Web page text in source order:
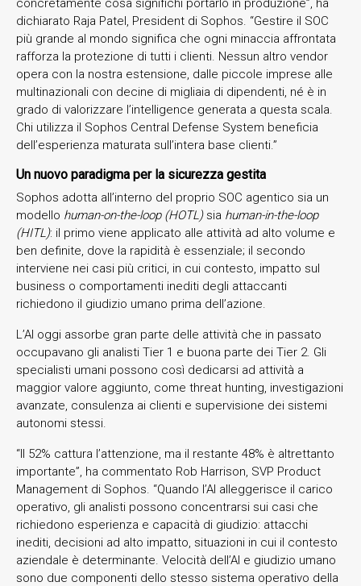
concretamente cosa significhi portarlo in produzione”, ha
dichiarato Raja Patel, President di Sophos. “Gestire il SOC
più grande al mondo significa che ogni minaccia affrontata
rafforza la protezione di tutti i clienti. Nessun altro vendor
opera con la nostra estensione, dalle piccole imprese alle
multinazionali con decine di migliaia di dipendenti, né è in
grado di valorizzare l’intelligence generata a questa scala.
Chi utilizza il Sophos Central Defense System beneficia
dell’esperienza maturata sull’intera base clienti.”
Un nuovo paradigma per la sicurezza gestita
Sophos adotta all’interno del proprio SOC agentico sia un
modello human-on-the-loop (HOTL)sia human-in-the-loop
(HITL): il primo viene applicato alle attività ad alto volume e
ben definite, dove la rapidità è essenziale; il secondo
interviene nei casi più critici, in cui contesto, impatto sul
business o comportamenti inediti degli attaccanti
richiedono il giudizio umano prima dell’azione.
L’AI oggi assorbe gran parte delle attività che in passato
occupavano gli analisti Tier 1 e buona parte dei Tier 2. Gli
specialisti umani possono così dedicarsi ad attività a
maggior valore aggiunto, come threat hunting, investigazioni
avanzate, consulenza ai clienti e supervisione dei sistemi
autonomi stessi.
“Il 52% cattura l’attenzione, ma il restante 48% è altrettanto
importante”, ha commentato Rob Harrison, SVP Product
Management di Sophos. “Quando l’AI alleggerisce il carico
operativo, gli analisti possono concentrarsi sui casi che
richiedono esperienza e capacità di giudizio: attacchi
inediti, decisioni ad alto impatto, situazioni in cui il contesto
aziendale è determinante. Velocità dell’AI e giudizio umano
sono due componenti dello stesso sistema operativo della